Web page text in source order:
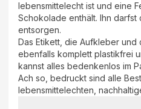
lebensmittelecht ist und eine
Schokolade enthält. Ihn darfst
entsorgen.
Das Etikett, die Aufkleber und
ebenfalls komplett plastikfrei
kannst alles bedenkenlos im
Ach so, bedruckt sind alle
lebensmittelechten,